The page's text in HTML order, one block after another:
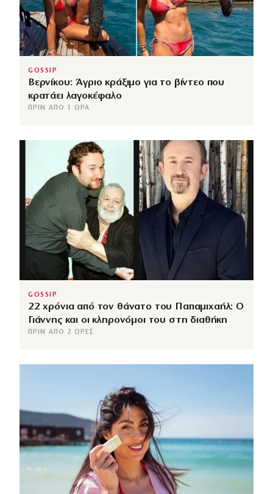
GOSSIP
Βερνίκου: Άγριο κράξιμο για το βίντεο που
κρατάει λαγοκέφαλο
ΠΡΙΝ ΑΠΌ 1 ΏΡΑ
GOSSIP
22 χρόνια από τον θάνατο του Παπαμιχαήλ: Ο
Γιάννης και οι κληρονόμοι του στη διαθήκη
ΠΡΙΝ ΑΠΌ 2 ΏΡΕΣ